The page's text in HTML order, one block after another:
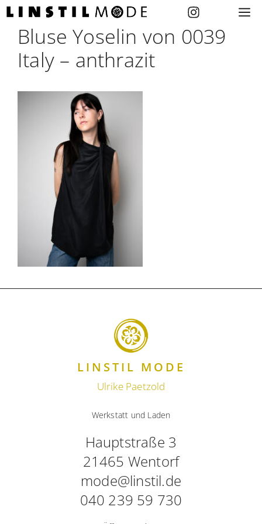
Zum
springenBluse Yoselin von 0039
Italy – anthrazit
Werkstatt und Laden
Hauptstraße 3
21465 Wentorf
mode@linstil.de
040 239 59 730
LINSTIL MODE
Ulrike Paetzold